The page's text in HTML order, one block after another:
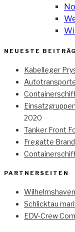
NEUESTE
Kabelleger
2020
Tanker Front
Fregatte
PARTNERSEITEN
Schlicktau
EDV-Crew